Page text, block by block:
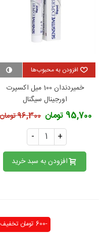
افزودن به محبوب‌ها
خمیردندان 100 میل اکسپرت
اورجینال سیگنال
95,700 تومان 96,300 تومان
- +
افزودن به سبد خرید
تخفیف -600 تومان